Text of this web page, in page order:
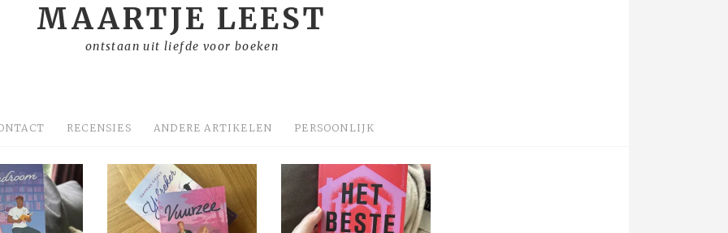
MAARTJE LEEST
ontstaan uit liefde voor boeken
RECENSIES ANDERE ARTIKELEN PERSOONLIJK